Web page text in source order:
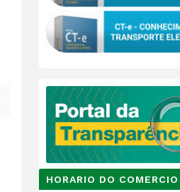
HORARIO DO COMERCIO